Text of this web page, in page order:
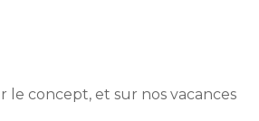
le concept, et sur nos vacances